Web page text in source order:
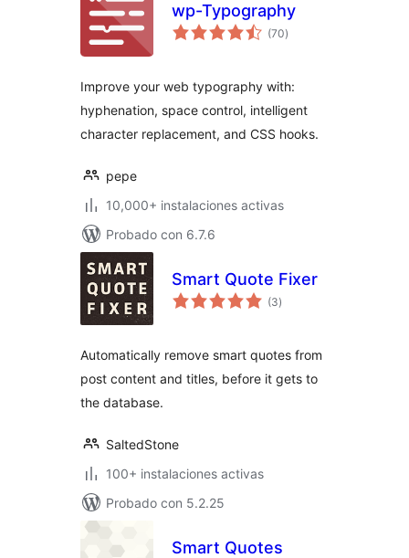
wp-Typography
(70total
de
)
Improve your web typography with:
hyphenation, space control, intelligent
character replacement, and CSS hooks.
pepe
10,000+ instalaciones activas
Probado con 6.7.6
Smart Quote Fixer
(3total
de
)
Automatically remove smart quotes from
post content and titles, before it gets to
the database.
SaltedStone
100+ instalaciones activas
Probado con 5.2.25
Smart Quotes